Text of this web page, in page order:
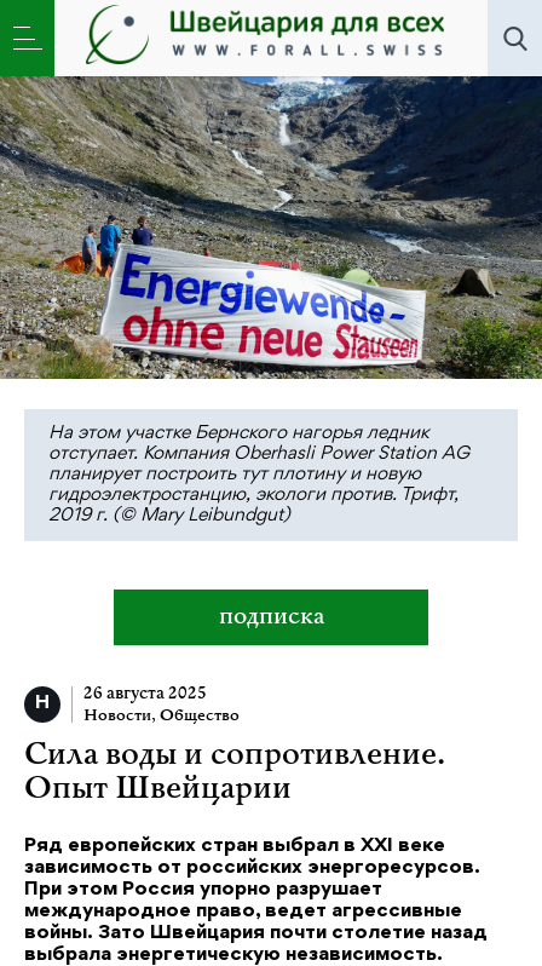
Новости Общество»Сила воды и сопротивление.
Опыт Швейцарии
На этом участке Бернского нагорья ледник
отступает. Компания Oberhasli Power Station AG
планирует построить тут плотину и новую
гидроэлектростанцию, экологи против. Трифт,
2019 г. (© Mary Leibundgut)
подписка
26 августа 2025
Новости, Общество
Сила воды и сопротивление.
Опыт Швейцарии
Ряд европейских стран выбрал в XXI веке
зависимость от российских энергоресурсов.
При этом Россия упорно разрушает
международное право, ведет агрессивные
войны. Зато Швейцария почти столетие назад
выбрала энергетическую независимость.